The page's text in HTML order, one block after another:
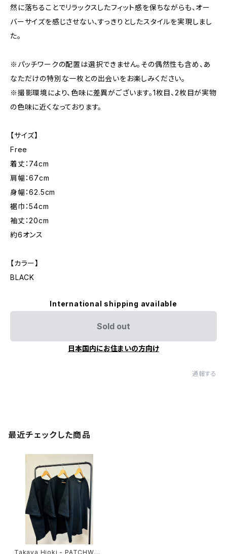
然に落ちることでリラックスしたフィット感を保ちながらも、オー
バーサイズを感じさせない、すっきりとしたスタイルを実現しまし
た。
※パッチワークの配置は選択できません。その偶然性も含め、あ
なただけの特別な一枚との出会いをお楽しみください。
※撮影環境により、色味に差異がございます。1枚目、2枚目が実物
の色味に近くなっております。
【サイズ】
Free
着丈：74cm
肩幅：67cm
身幅：62.5cm
裾巾：54cm
袖丈：20cm
約6オンス
【カラー】
BLACK
International shipping available
Sold out
日本国内にお住まいの方向け
通報する
最近チェックした商品
Takaya Hioki - PATCHWOR